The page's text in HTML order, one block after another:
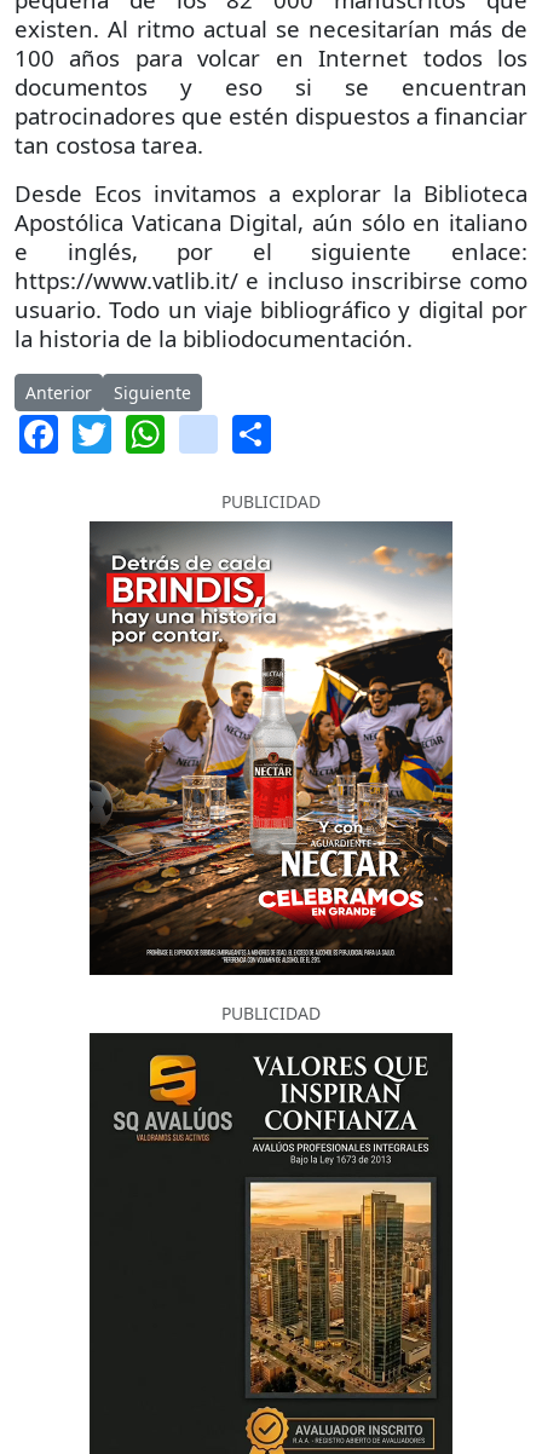
existen. Al ritmo actual se necesitarían más de
100 años para volcar en Internet todos los
documentos y eso si se encuentran
patrocinadores que estén dispuestos a financiar
tan costosa tarea.
Desde Ecos invitamos a explorar la Biblioteca
Apostólica Vaticana Digital, aún sólo en italiano
e inglés, por el siguiente enlace:
https://www.vatlib.it/ e incluso inscribirse como
usuario. Todo un viaje bibliográfico y digital por
la historia de la bibliodocumentación.
Artículo anterior: Los 20 Latinos más influyentes en la
Anterior Artículo siguiente: MinTic y Fao rumbo a la nueva
Siguiente
Facebook
Twitter
WhatsApp
instagram
PUBLICIDAD
PUBLICIDAD